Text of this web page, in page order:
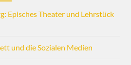
Episches Theater und Lehrstück
und die Sozialen Medien